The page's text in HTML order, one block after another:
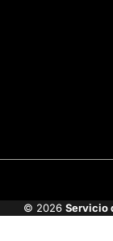
© 2026 Servicio